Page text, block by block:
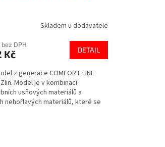
Skladem u dodavatele
bez DPH
Kč DETAIL
z generace COMFORT LINE
Model je v kombinaci
usňových materiálů a
nehořlavých materiálů, které se